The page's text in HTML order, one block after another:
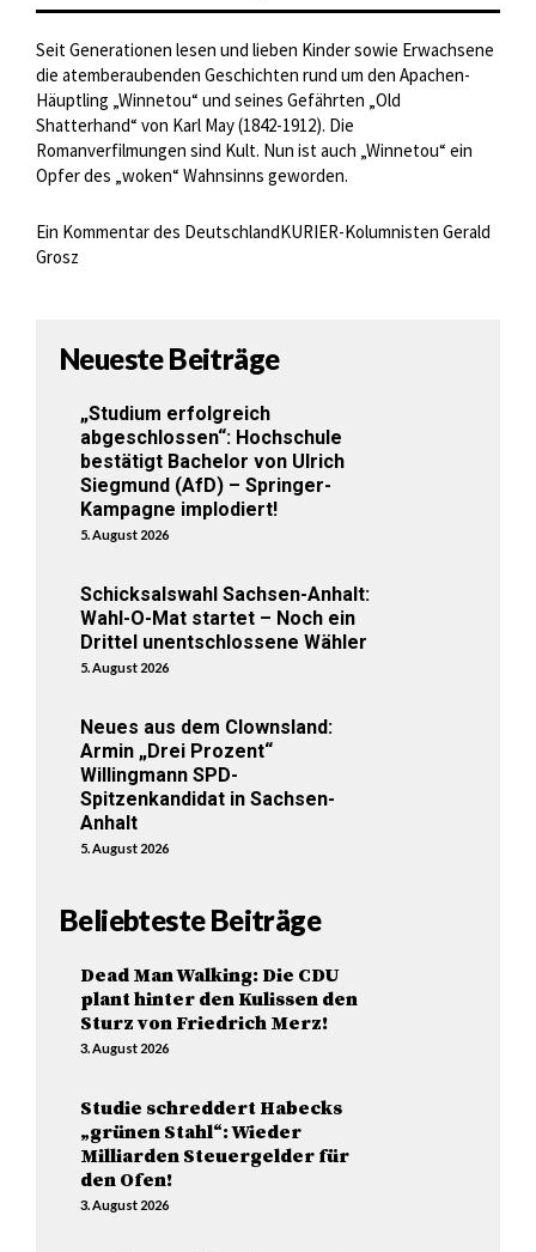
Seit Generationen lesen und lieben Kinder sowie Erwachsene
die atemberaubenden Geschichten rund um den Apachen-
Häuptling „Winnetou“ und seines Gefährten „Old
Shatterhand“ von Karl May (1842-1912). Die
Romanverfilmungen sind Kult. Nun ist auch „Winnetou“ ein
Opfer des „woken“ Wahnsinns geworden.
Ein Kommentar des DeutschlandKURIER-Kolumnisten Gerald
Grosz
Neueste Beiträge
„Studium erfolgreich
abgeschlossen“: Hochschule
bestätigt Bachelor von Ulrich
Siegmund (AfD) – Springer-
Kampagne implodiert!
5. August 2026
Schicksalswahl Sachsen-Anhalt:
Wahl-O-Mat startet – Noch ein
Drittel unentschlossene Wähler
5. August 2026
Neues aus dem Clownsland:
Armin „Drei Prozent“
Willingmann SPD-
Spitzenkandidat in Sachsen-
Anhalt
5. August 2026
Beliebteste Beiträge
Dead Man Walking: Die CDU
plant hinter den Kulissen den
Sturz von Friedrich Merz!
3. August 2026
Studie schreddert Habecks
„grünen Stahl“: Wieder
Milliarden Steuergelder für
den Ofen!
3. August 2026